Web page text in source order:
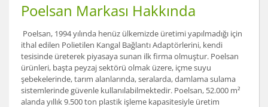
Poelsan Markası Hakkında
Poelsan, 1994 yılında henüz ülkemizde üretimi yapılmadığı için
ithal edilen Polietilen Kangal Bağlantı Adaptörlerini, kendi
tesisinde üreterek piyasaya sunan ilk firma olmuştur. Poelsan
ürünleri, başta peyzaj sektörü olmak üzere, içme suyu
şebekelerinde, tarım alanlarında, seralarda, damlama sulama
sistemlerinde güvenle kullanılabilmektedir. Poelsan, 52.000 m²
alanda yıllık 9.500 ton plastik işleme kapasitesiyle üretim